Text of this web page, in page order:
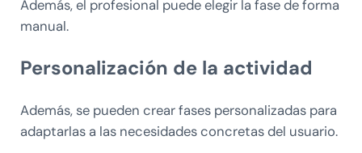
Además, el profesional puede elegir la fase de forma
manual.
Personalización de la actividad
Además, se pueden crear fases personalizadas para
adaptarlas a las necesidades concretas del usuario.